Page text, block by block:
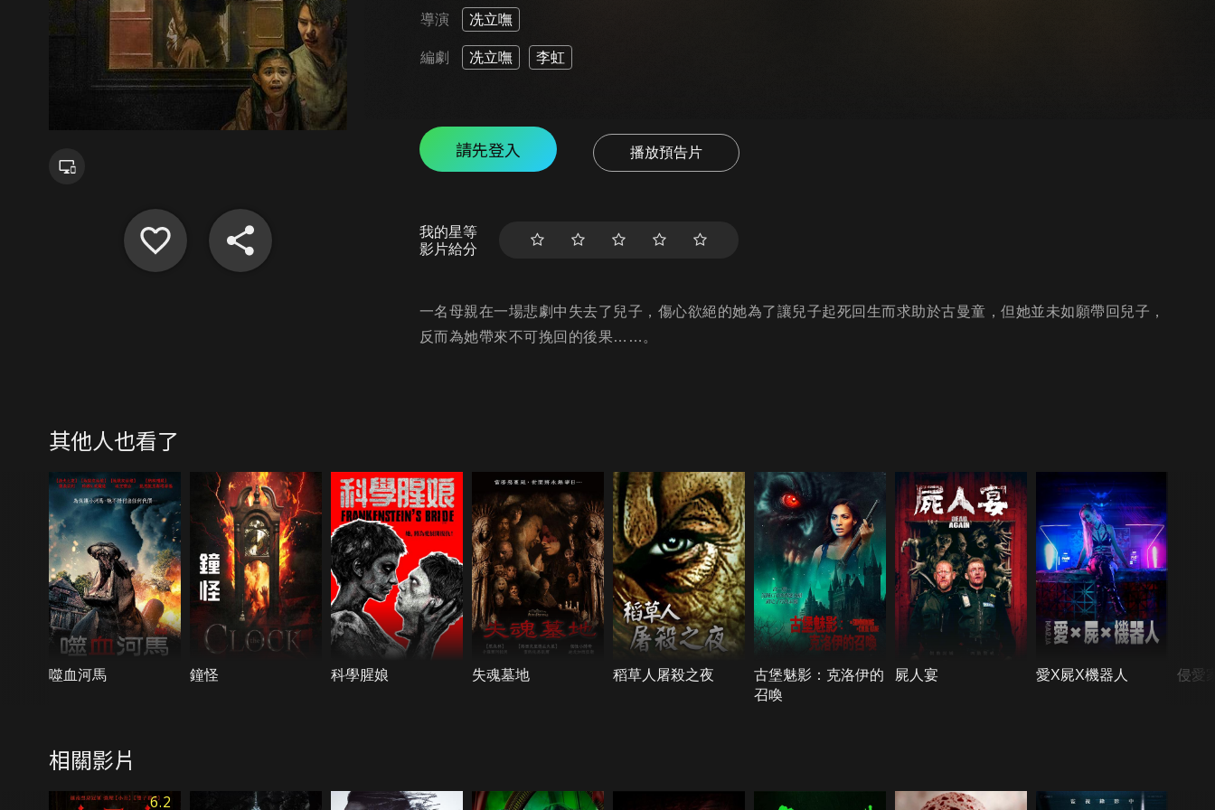
導演 冼立嘸
編劇 冼立嘸 李虹
請先登入 播放預告片
我的星等
影片給分
一名母親在一場悲劇中失去了兒子，傷心欲絕的她為了讓兒子起死回生而求助於古曼童，但她並未如願帶回兒子，
反而為她帶來不可挽回的後果……。
其他人也看了
噬血河馬 鐘怪 科學腥娘 失魂墓地 稻草人屠殺之夜
古堡魅影：克洛伊的
召喚
屍人宴 愛X屍X機器人 侵愛
相關影片
6.2